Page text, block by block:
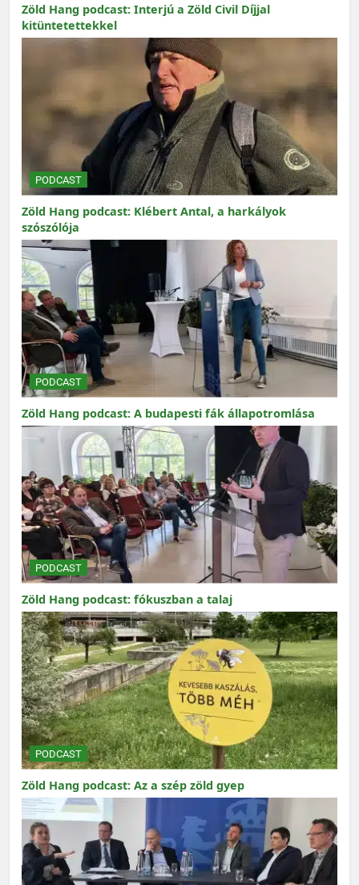
Zöld Hang podcast: Interjú a Zöld Civil Díjjal
kitüntetettekkel
PODCAST
Zöld Hang podcast: Klébert Antal, a harkályok
szószólója
PODCAST
Zöld Hang podcast: A budapesti fák állapotromlása
PODCAST
Zöld Hang podcast: fókuszban a talaj
PODCAST
Zöld Hang podcast: Az a szép zöld gyep